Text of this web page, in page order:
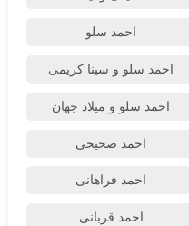
احمد سلو
احمد سلو و سینا کریمی
احمد سلو و میلاد جهان
احمد صحیحی
احمد فراهانی
احمد قربانی